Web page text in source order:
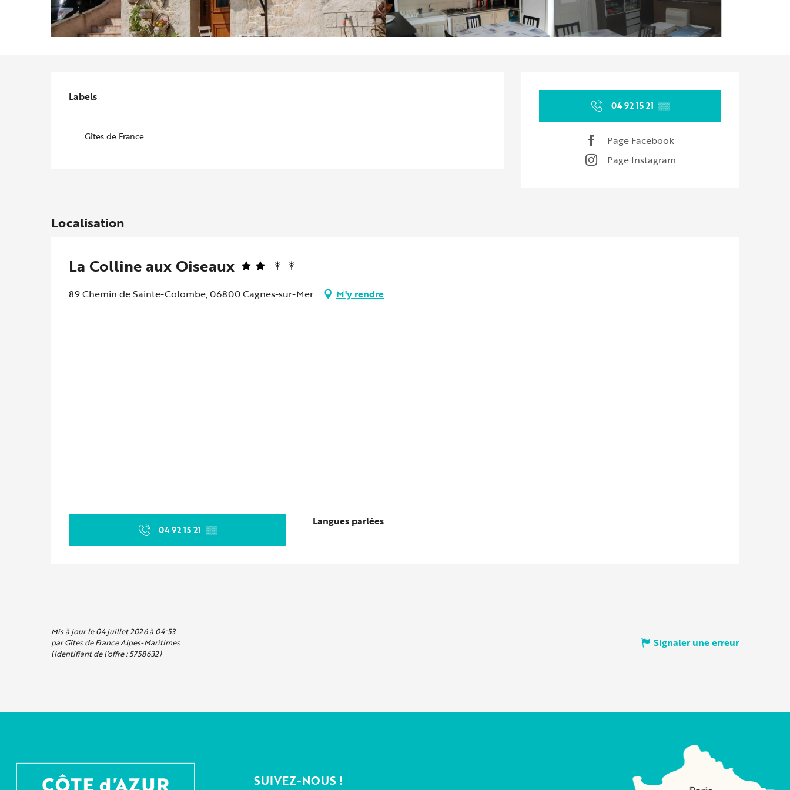
Ouverture et coordonnées
04 92 15 21 ▒▒
Page Facebook
Page Instagram
Offres de prestations
Labels
Labels
Gîtes de France
Localisation
La Colline aux Oiseaux
89 Chemin de Sainte-Colombe, 06800 Cagnes-sur-Mer M'y rendre
04 92 15 21 ▒▒
Langues parlées
Langues parlées
Mis à jour le 04 juillet 2026 à 04:53
par Gîtes de France Alpes-Maritimes
(Identifiant de l'offre :5758632)
Signaler une erreur
SUIVEZ-NOUS !